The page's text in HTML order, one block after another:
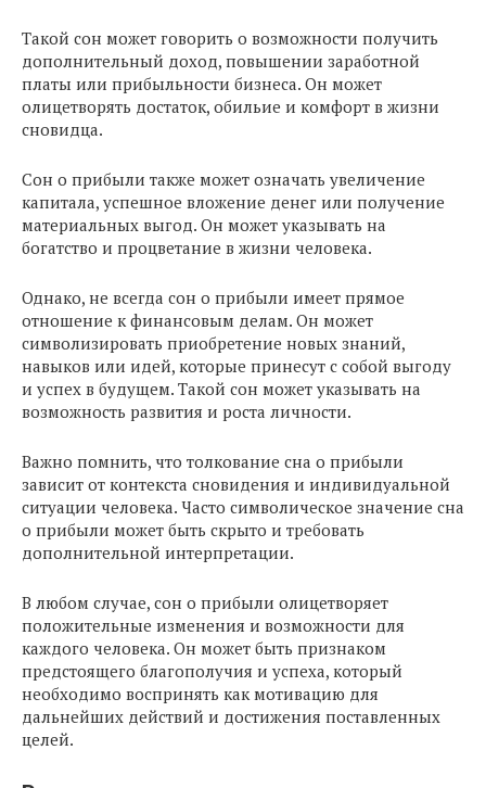
Такой сон может говорить о возможности получить
дополнительный доход, повышении заработной
платы или прибыльности бизнеса. Он может
олицетворять достаток, обильие и комфорт в жизни
сновидца.
Сон о прибыли также может означать увеличение
капитала, успешное вложение денег или получение
материальных выгод. Он может указывать на
богатство и процветание в жизни человека.
Однако, не всегда сон о прибыли имеет прямое
отношение к финансовым делам. Он может
символизировать приобретение новых знаний,
навыков или идей, которые принесут с собой выгоду
и успех в будущем. Такой сон может указывать на
возможность развития и роста личности.
Важно помнить, что толкование сна о прибыли
зависит от контекста сновидения и индивидуальной
ситуации человека. Часто символическое значение сна
о прибыли может быть скрыто и требовать
дополнительной интерпретации.
В любом случае, сон о прибыли олицетворяет
положительные изменения и возможности для
каждого человека. Он может быть признаком
предстоящего благополучия и успеха, который
необходимо воспринять как мотивацию для
дальнейших действий и достижения поставленных
целей.